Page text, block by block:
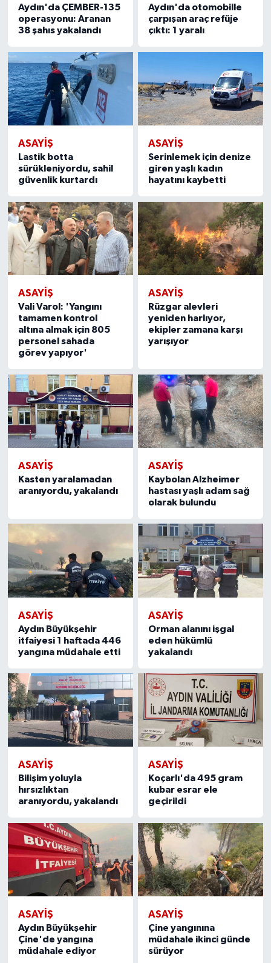
Aydın'da ÇEMBER-135
operasyonu: Aranan
38 şahıs yakalandı
Aydın'da otomobille
çarpışan araç refüje
çıktı: 1 yaralı
ASAYİŞ
Lastik botta
sürükleniyordu, sahil
güvenlik kurtardı
ASAYİŞ
Serinlemek için denize
giren yaşlı kadın
hayatını kaybetti
ASAYİŞ
Vali Varol: 'Yangını
tamamen kontrol
altına almak için 805
personel sahada
görev yapıyor'
ASAYİŞ
Rüzgar alevleri
yeniden harlıyor,
ekipler zamana karşı
yarışıyor
ASAYİŞ
Kasten yaralamadan
aranıyordu, yakalandı
ASAYİŞ
Kaybolan Alzheimer
hastası yaşlı adam sağ
olarak bulundu
ASAYİŞ
Aydın Büyükşehir
itfaiyesi 1 haftada 446
yangına müdahale etti
ASAYİŞ
Orman alanını işgal
eden hükümlü
yakalandı
ASAYİŞ
Bilişim yoluyla
hırsızlıktan
aranıyordu, yakalandı
ASAYİŞ
Koçarlı'da 495 gram
kubar esrar ele
geçirildi
ASAYİŞ
Aydın Büyükşehir
Çine'de yangına
müdahale ediyor
ASAYİŞ
Çine yangınına
müdahale ikinci günde
sürüyor